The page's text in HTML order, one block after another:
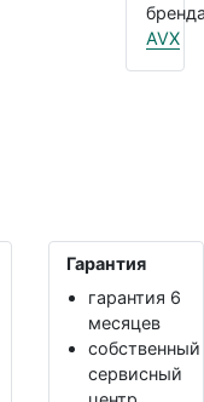
AVX
Гарантия
гарантия 6
месяцев
собственный
сервисный